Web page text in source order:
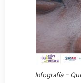
Infografía –